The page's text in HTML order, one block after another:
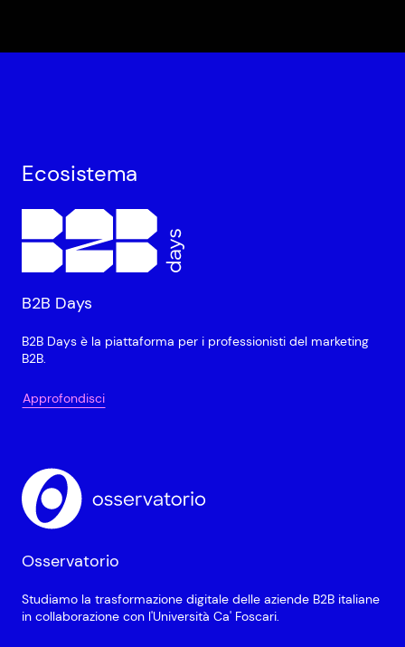
Ecosistema
B2B Days
B2B Days è la piattaforma per i professionisti del marketing
B2B.
Approfondisci
Osservatorio
Studiamo la trasformazione digitale delle aziende B2B italiane
in collaborazione con l'Università Ca' Foscari.